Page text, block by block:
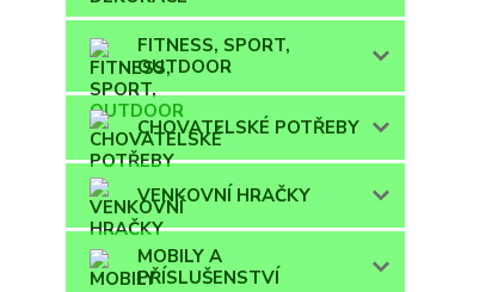
FITNESS, SPORT,
OUTDOOR
CHOVATELSKÉ POTŘEBY
VENKOVNÍ HRAČKY
MOBILY A
PŘÍSLUŠENSTVÍ